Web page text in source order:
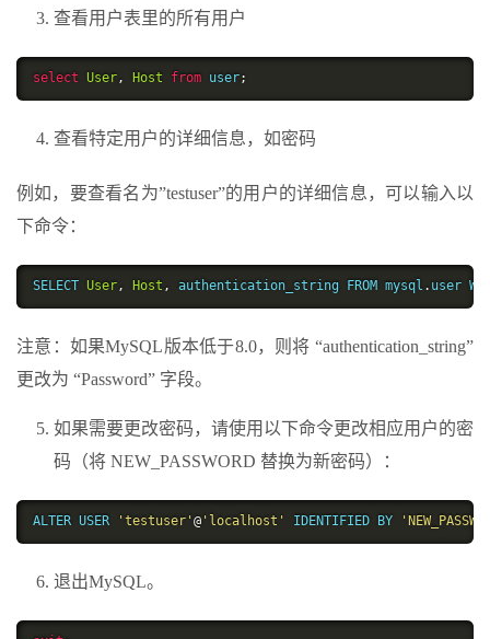
查看用户表里的所有用户
select User, Host from user;
查看特定用户的详细信息，如密码
例如，要查看名为”testuser”的用户的详细信息，可以输入以
下命令：
SELECT User, Host , authentication_string FROM mysql . user
注意：如果MySQL版本低于8.0，则将 “authentication_string”
更改为 “Password” 字段。
如果需要更改密码，请使用以下命令更改相应用户的密
码（将 NEW_PASSWORD 替换为新密码）：
ALTER USER 'testuser' @ 'localhost' IDENTIFIED BY
退出MySQL。